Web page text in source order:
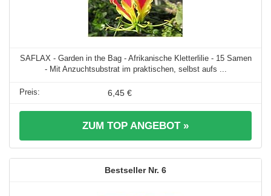
SAFLAX - Garden in the Bag - Afrikanische Kletterlilie - 15 Samen
- Mit Anzuchtsubstrat im praktischen, selbst aufs ...
6,45 €
ZUM TOP ANGEBOT »
6